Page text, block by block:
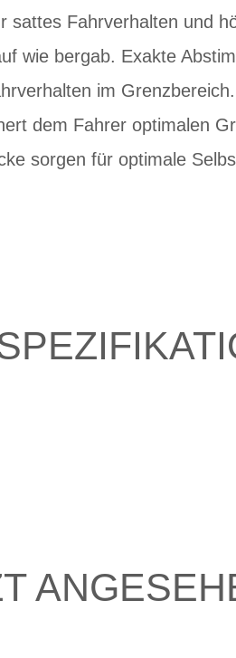
sattes Fahrverhalten und
wie bergab. Exakte
im
dem Fahrer optimalen
sorgen für optimale